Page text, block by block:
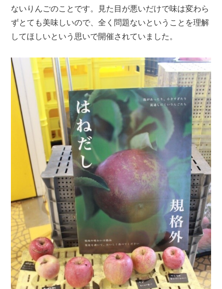
ないりんごのことです。見た目が悪いだけで味は変わら
ずとても美味しいので、全く問題ないということを理解
してほしいという思いで開催されていました。